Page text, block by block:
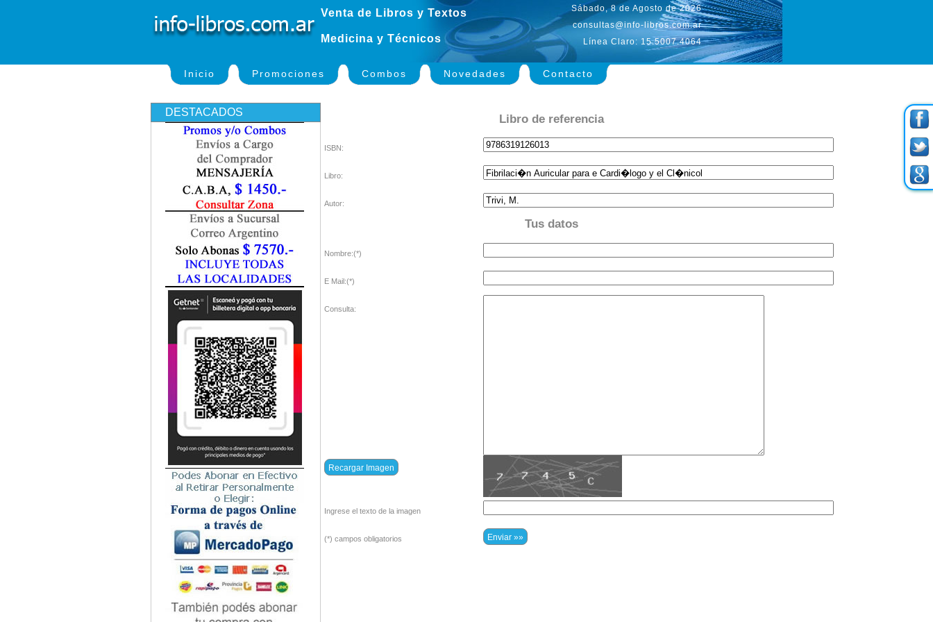
Venta de Libros y Textos
Medicina y Técnicos
Sábado, 8 de Agosto de 2026
consultas@info-libros.com.ar
Línea Claro: 15.5007.4064
Inicio Promociones Combos Novedades Contacto
DESTACADOS
Libro de referencia
ISBN:
Libro:
Autor:
Tus datos
Nombre:(*)
E Mail:(*)
Consulta:
Ingrese el texto de la imagen
(*) campos obligatorios